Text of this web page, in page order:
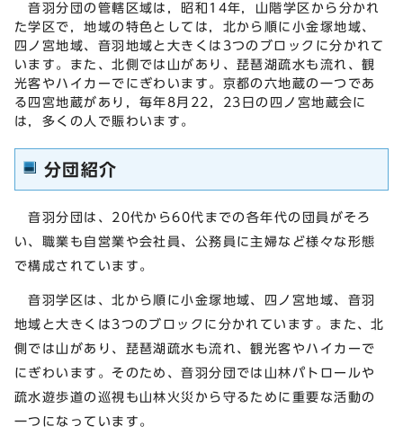
音羽分団の管轄区域は，昭和14年，山階学区から分かれ
た学区で，地域の特色としては，北から順に小金塚地域、
四ノ宮地域、音羽地域と大きくは3つのブロックに分かれて
います。また、北側では山があり、琵琶湖疏水も流れ、観
光客やハイカーでにぎわいます。京都の六地蔵の一つであ
る四宮地蔵があり，毎年8月22，23日の四ノ宮地蔵会に
は，多くの人で賑わいます。
分団紹介
音羽分団は、20代から60代までの各年代の団員がそろ
い、職業も自営業や会社員、公務員に主婦など様々な形態
で構成されています。
音羽学区は、北から順に小金塚地域、四ノ宮地域、音羽
地域と大きくは3つのブロックに分かれています。また、北
側では山があり、琵琶湖疏水も流れ、観光客やハイカーで
にぎわいます。そのため、音羽分団では山林パトロールや
疏水遊歩道の巡視も山林火災から守るために重要な活動の
一つになっています。